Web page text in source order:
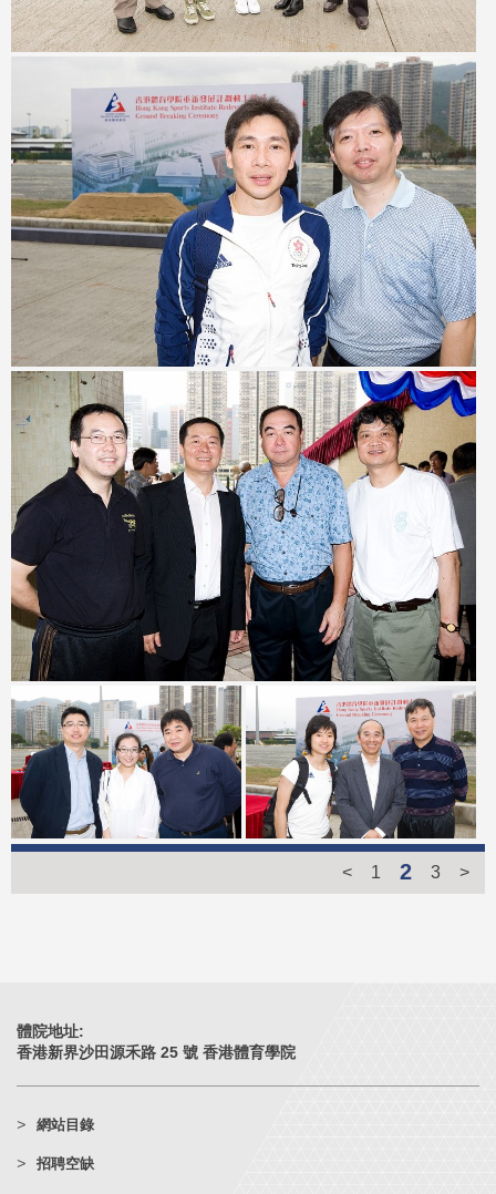
< 1 2 3 >
體院地址:
香港新界沙田源禾路 25 號 香港體育學院
網站目錄
招聘空缺